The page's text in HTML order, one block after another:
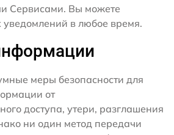
Сервисами. Вы можете
уведомлений в любое время.
меры безопасности для
от
доступа, утери, разглашения
ни один метод передачи